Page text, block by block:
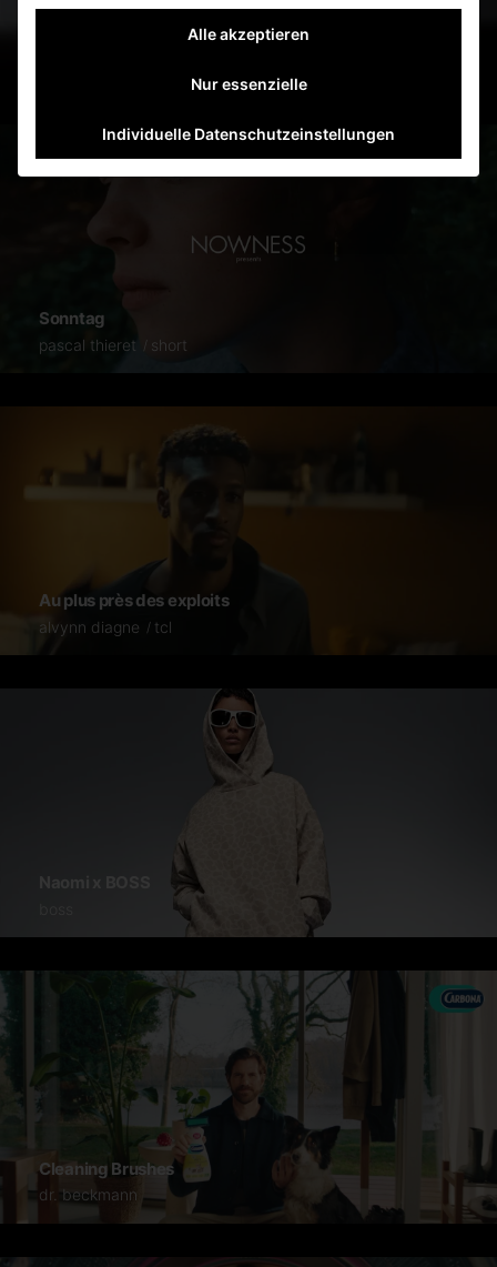
Model Y Performance
Sonntag
pascal thieret short
Au plus près des exploits
alvynn diagne tcl
Cleaning Brushes
dr. beckmann
Alle akzeptieren
Nur essenzielle
Individuelle Datenschutzeinstellungen